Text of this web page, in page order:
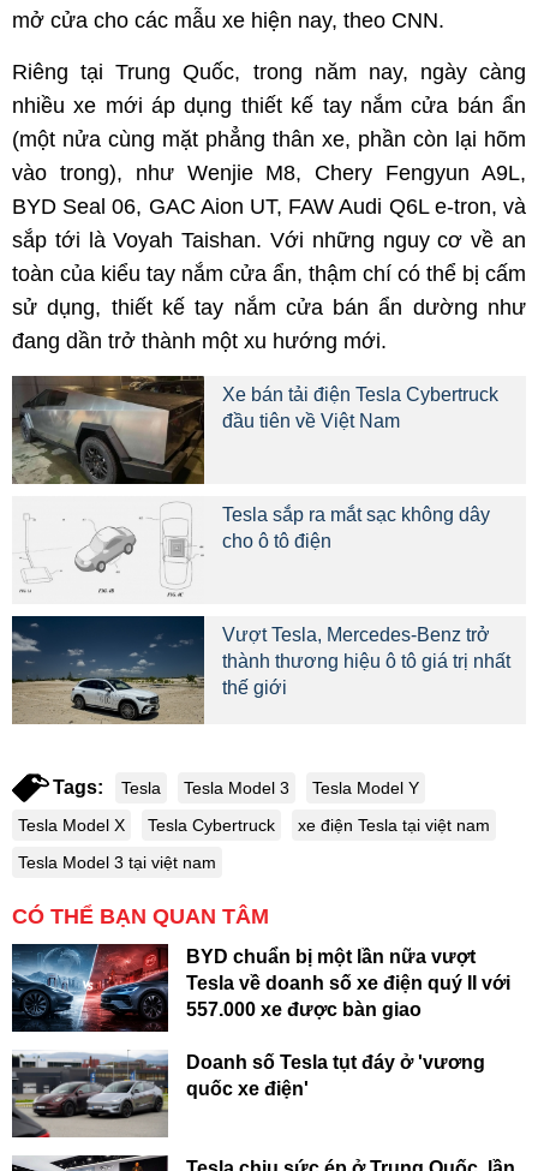
mở cửa cho các mẫu xe hiện nay, theo CNN.
Riêng tại Trung Quốc, trong năm nay, ngày càng
nhiều xe mới áp dụng thiết kế tay nắm cửa bán ẩn
(một nửa cùng mặt phẳng thân xe, phần còn lại hõm
vào trong), như Wenjie M8, Chery Fengyun A9L,
BYD Seal 06, GAC Aion UT, FAW Audi Q6L e-tron, và
sắp tới là Voyah Taishan. Với những nguy cơ về an
toàn của kiểu tay nắm cửa ẩn, thậm chí có thể bị cấm
sử dụng, thiết kế tay nắm cửa bán ẩn dường như
đang dần trở thành một xu hướng mới.
Xe bán tải điện Tesla Cybertruck
đầu tiên về Việt Nam
Tesla sắp ra mắt sạc không dây
cho ô tô điện
Vượt Tesla, Mercedes-Benz trở
thành thương hiệu ô tô giá trị nhất
thế giới
Tags: Tesla Tesla Model 3
Tesla Model Y
Tesla Model X
Tesla Cybertruck
xe điện Tesla tại việt nam
Tesla Model 3 tại việt nam
CÓ THỂ BẠN QUAN TÂM
BYD chuẩn bị một lần nữa vượt
Tesla về doanh số xe điện quý II với
557.000 xe được bàn giao
Doanh số Tesla tụt đáy ở 'vương
quốc xe điện'